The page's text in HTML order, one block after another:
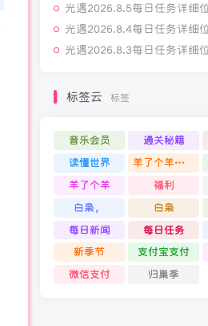
光遇2026.8.5每日任务详细
光遇2026.8.4每日任务详细
光遇2026.8.3每日任务详细
标签云 标签
音乐会员 通关秘籍
读懂世界
羊了个羊通关攻略
羊了个羊
福利
白枭，
白枭
每日新闻
每日任务
新季节
支付宝支付
微信支付
归巢季
光遇2026.8.5每日任务详细
光遇2026.8.4每日任务详细
光遇2026.8.3每日任务详细
标签